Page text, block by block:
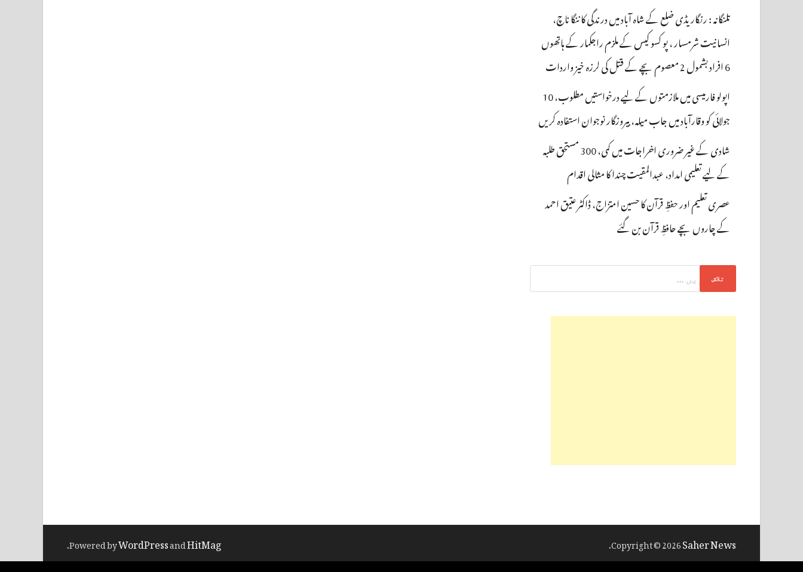
تلنگانہ : رنگاریڈی ضلع کے شاہ آباد میں درندگی کا ننگا ناچ،
انسانیت شرمسار ، پو کسو کیس کے ملزم راجکمار کے ہاتھوں
6 افراد بشمول 2 معصوم بچے کے قتل کی لرزہ خیز واردات
اپولو فارمیسی میں ملازمتوں کے لیے درخواستیں مطلوب، 10
جولائی کو وقارآباد میں جاب میلہ، بیروزگار نوجوان استفادہ کریں
شادی کے غیر ضروری اخراجات میں کمی، 300 مستحق طلبہ
کے لیے تعلیمی امداد، عبدالمقیت چندا کا مثالی اقدام
عصری تعلیم اور حفظِ قرآن کا حسین امتزاج، ڈاکٹر عتیق احمد
کے چاروں بچے حافظِ قرآن بن گئے
Copyright © 2026Saher News
.
Powered byWordPressandHitMag
.